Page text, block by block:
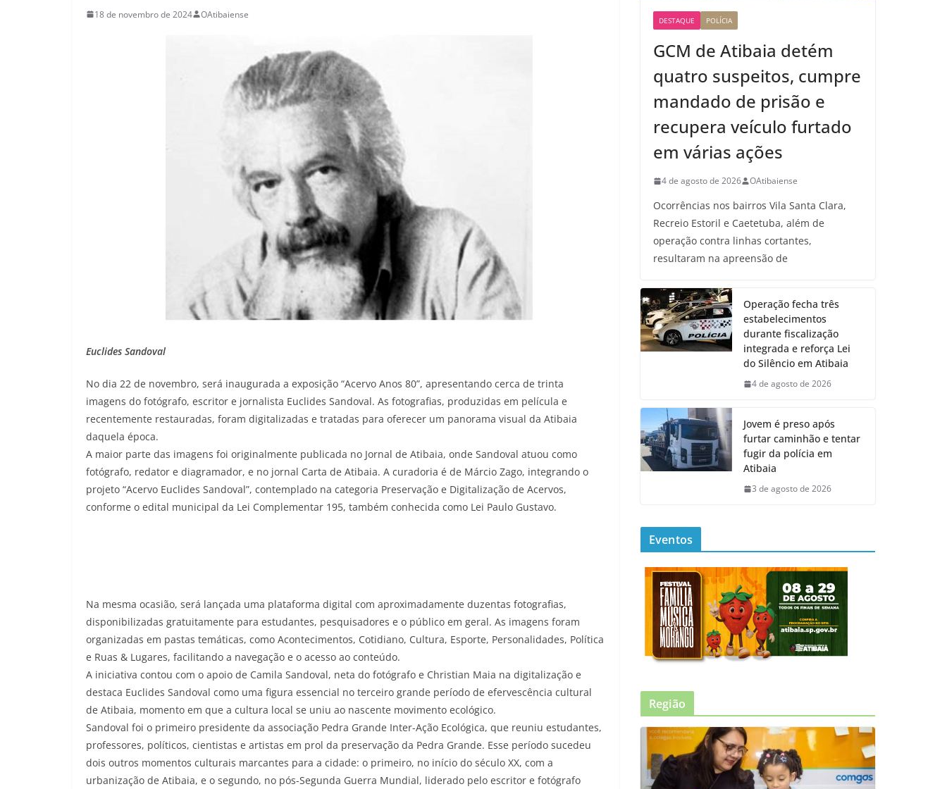
18 de novembro de 2024 OAtibaiense
Euclides Sandoval
No dia 22 de novembro, será inaugurada a exposição “Acervo Anos 80”, apresentando cerca de trinta
imagens do fotógrafo, escritor e jornalista Euclides Sandoval. As fotografias, produzidas em película e
recentemente restauradas, foram digitalizadas e tratadas para oferecer um panorama visual da Atibaia
daquela época.
A maior parte das imagens foi originalmente publicada no Jornal de Atibaia, onde Sandoval atuou como
fotógrafo, redator e diagramador, e no jornal Carta de Atibaia. A curadoria é de Márcio Zago, integrando o
projeto “Acervo Euclides Sandoval”, contemplado na categoria Preservação e Digitalização de Acervos,
conforme o edital municipal da Lei Complementar 195, também conhecida como Lei Paulo Gustavo.
Na mesma ocasião, será lançada uma plataforma digital com aproximadamente duzentas fotografias,
disponibilizadas gratuitamente para estudantes, pesquisadores e o público em geral. As imagens foram
organizadas em pastas temáticas, como Acontecimentos, Cotidiano, Cultura, Esporte, Personalidades, Política
e Ruas & Lugares, facilitando a navegação e o acesso ao conteúdo.
A iniciativa contou com o apoio de Camila Sandoval, neta do fotógrafo e Christian Maia na digitalização e
destaca Euclides Sandoval como uma figura essencial no terceiro grande período de efervescência cultural
de Atibaia, momento em que a cultura local se uniu ao nascente movimento ecológico.
Sandoval foi o primeiro presidente da associação Pedra Grande Inter-Ação Ecológica, que reuniu estudantes,
professores, políticos, cientistas e artistas em prol da preservação da Pedra Grande. Esse período sucedeu
dois outros momentos culturais marcantes para a cidade: o primeiro, no início do século XX, com a
urbanização de Atibaia, e o segundo, no pós-Segunda Guerra Mundial, liderado pelo escritor e fotógrafo
DESTAQUE POLÍCIA
GCM de Atibaia detém
quatro suspeitos, cumpre
mandado de prisão e
recupera veículo furtado
em várias ações
4 de agosto de 2026 OAtibaiense
Ocorrências nos bairros Vila Santa Clara,
Recreio Estoril e Caetetuba, além de
operação contra linhas cortantes,
resultaram na apreensão de
Operação fecha três
estabelecimentos
durante fiscalização
integrada e reforça Lei
do Silêncio em Atibaia
4 de agosto de 2026
Jovem é preso após
furtar caminhão e tentar
fugir da polícia em
Atibaia
3 de agosto de 2026
Eventos
Região